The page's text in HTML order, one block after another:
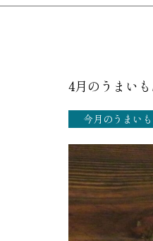
4月のうまい
今月のうまい